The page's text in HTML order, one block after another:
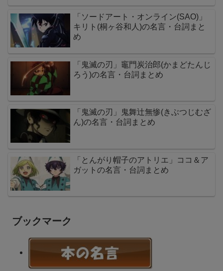
「ソードアート・オンライン(SAO)」
キリト(桐ヶ谷和人)の名言・台詞まと
め
「鬼滅の刃」竈門炭治郎(かまどたんじ
ろう)の名言・台詞まとめ
「鬼滅の刃」鬼舞辻無惨(きぶつじむざ
ん)の名言・台詞まとめ
「とんがり帽子のアトリエ」ココ＆ア
ガットの名言・台詞まとめ
ブックマーク